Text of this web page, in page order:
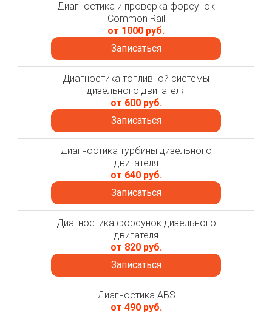
Диагностика и проверка форсунок
Common Rail
от 1000 руб.
Записаться
Диагностика топливной системы
дизельного двигателя
от 600 руб.
Записаться
Диагностика турбины дизельного
двигателя
от 640 руб.
Записаться
Диагностика форсунок дизельного
двигателя
от 820 руб.
Записаться
Диагностика ABS
от 490 руб.